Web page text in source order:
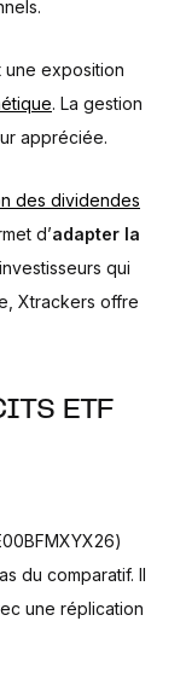
une exposition
. La gestion
appréciée.
des dividendes
d’adapter la
qui
Xtrackers offre
ETF
du comparatif. Il
une réplication